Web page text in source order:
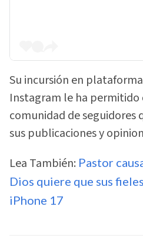
Su incursión en
Instagram le ha permitido
comunidad de seguidores
sus publicaciones y
Lea También: Pastor
Dios quiere que sus
iPhone 17